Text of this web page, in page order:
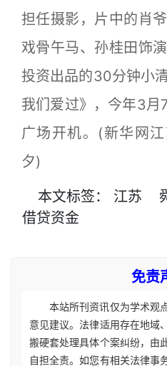
担任摄影，片中的肖
戏骨午马、孙桂田饰
投资出品的30分钟小
我们爱过》，今年3月
广场开机。(新华网
夕)
本文标签： 江苏
借贷资金
免责
本站所刊资讯仅为学术观
意见建议。法律适用存在地域
搬硬套处理具体个案纠纷，由
自担全责。如您有相关法律事